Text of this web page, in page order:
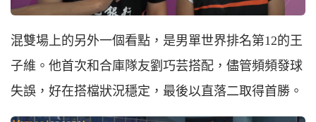
混雙場上的另外一個看點，是男單世界排名第12的王
子維。他首次和合庫隊友劉巧芸搭配，儘管頻頻發球
失誤，好在搭檔狀況穩定，最後以直落二取得首勝。